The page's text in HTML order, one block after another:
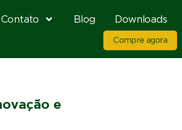
Contato Blog Downloads
Compre agora
e